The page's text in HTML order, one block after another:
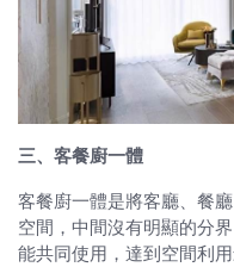
三、客餐廚一體
客餐廚一體是將客廳、餐
空間，中間沒有明顯的分
能共同使用，達到空間利用